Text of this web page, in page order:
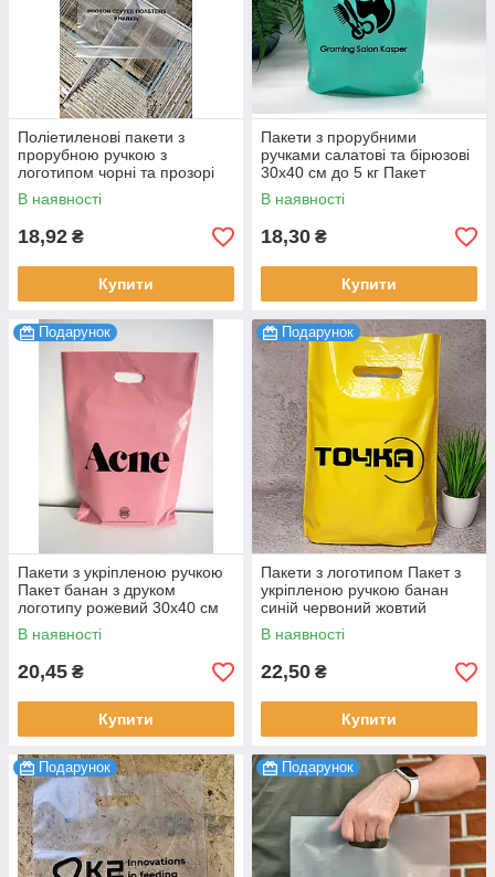
Поліетиленові пакети з
прорубною ручкою з
логотипом чорні та прозорі
30х40 см до 5 кг 100 шт.
В наявності
18,92 ₴
Купити
Пакети з прорубними
ручками салатові та бірюзові
30х40 см до 5 кг Пакет
фасувальний з логотипом
компанії 100 шт.
В наявності
18,30 ₴
Купити
Подарунок
Пакети з укріпленою ручкою
Пакет банан з друком
логотипу рожевий 30х40 см
до 5 кг 100 шт.
В наявності
20,45 ₴
Купити
Подарунок
Пакети з логотипом Пакет з
укріпленою ручкою банан
синій червоний жовтий
срібний колір 30х40 см до 5
кг 100 шт.
В наявності
22,50 ₴
Купити
Подарунок Подарунок